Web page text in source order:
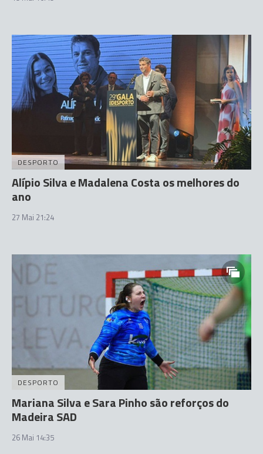
DESPORTO
Alípio Silva e Madalena Costa os melhores do
ano
27 Mai 21:24
DESPORTO
Mariana Silva e Sara Pinho são reforços do
Madeira SAD
26 Mai 14:35